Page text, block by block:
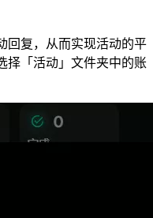
回复，从而实现活动的平
择「活动」文件夹中的账